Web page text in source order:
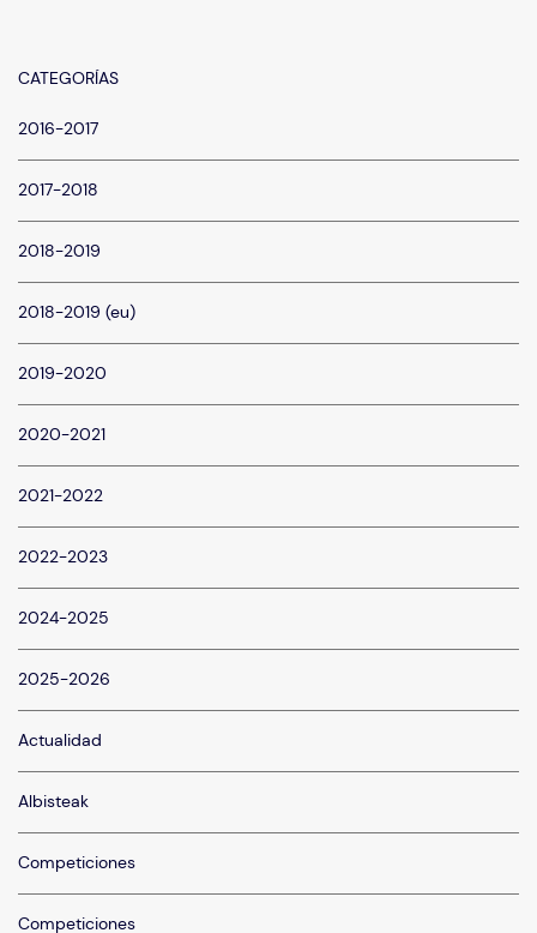
CATEGORÍAS
2016-2017
2017-2018
2018-2019
2018-2019 (eu)
2019-2020
2020-2021
2021-2022
2022-2023
2024-2025
2025-2026
Actualidad
Albisteak
Competiciones
Competiciones